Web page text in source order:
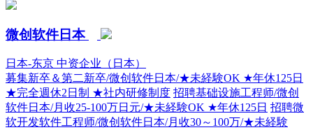
微创软件日本
日本-东京 中资企业（日本）
募集新卒＆第二新卒/微创软件日本/★未経験OK ★年休125日
★完全週休2日制 ★社内研修制度 招聘基础设施工程师/微创
软件日本/月收25-100万日元/★未経験OK ★年休125日 招聘微
软开发软件工程师/微创软件日本/月收30～100万/★未経験